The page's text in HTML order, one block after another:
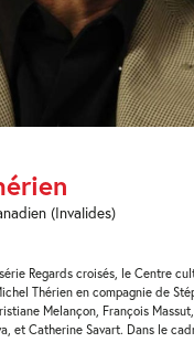
(Invalides)
Regards croisés, le Centre
Thérien en compagnie de
Melançon, François
et Catherine Savart. Dans le